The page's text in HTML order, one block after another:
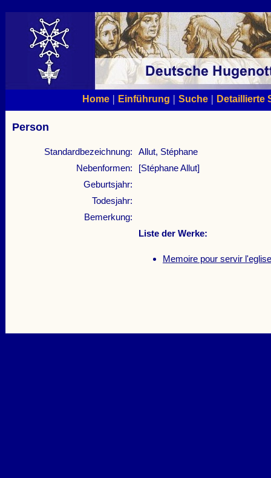
Home| Einführung | Suche| Detaillierte
Person
Standardbezeichnung:
Allut, Stéphane
Nebenformen:
[Stéphane Allut]
Geburtsjahr:
Todesjahr:
Bemerkung:
Liste der Werke:
Memoire pour servir